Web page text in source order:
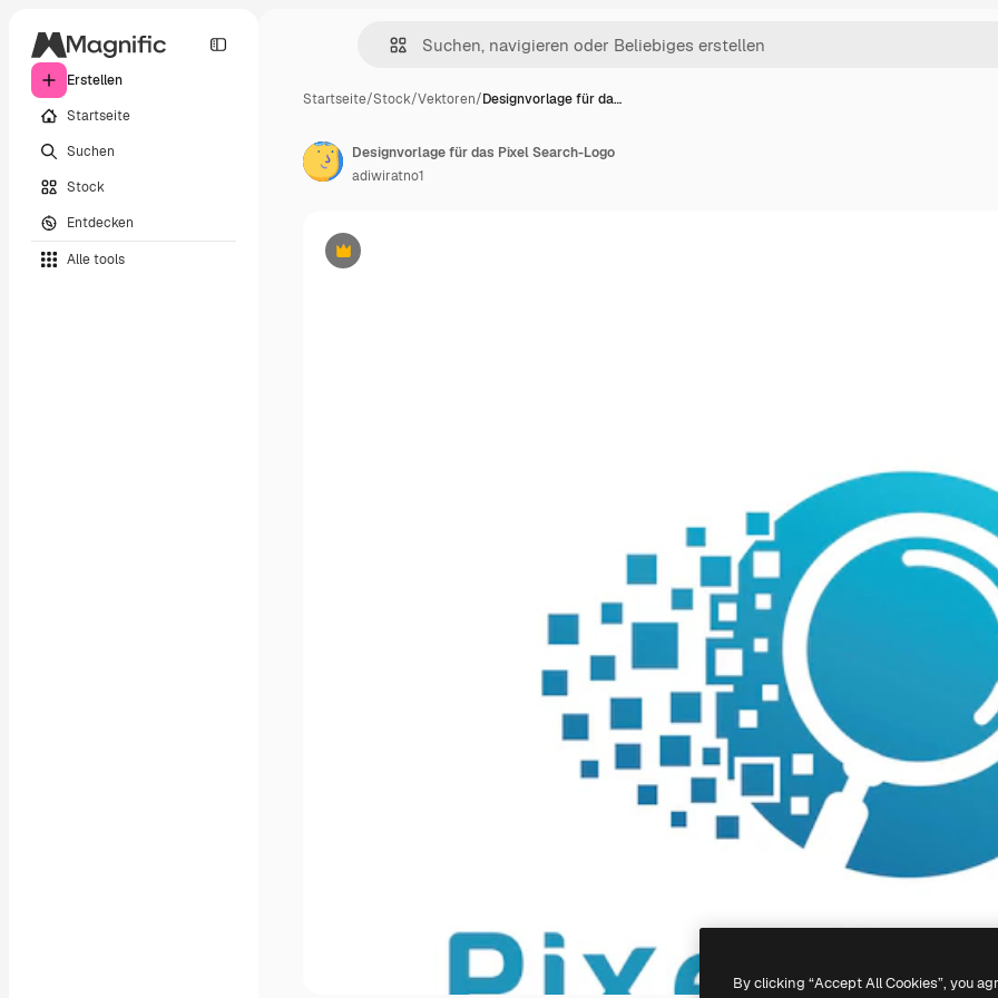
Erstellen
Startseite
Suchen
Stock
Entdecken
Alle tools
Startseite/Stock/Vektoren/Designvorlage für da…
Premium
Designvorlage für das Pixel Search-Logo
adiwiratno1
By clicking “Accept All Cookies”, you